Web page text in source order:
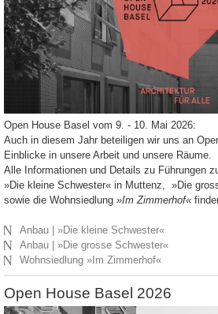
Open House Basel vom 9. - 10. Mai 2026:
Auch in diesem Jahr beteiligen wir uns an
Einblicke in unsere Arbeit und unsere Räume.
Alle Informationen und Details zu Führungen
»Die kleine Schwester« in Muttenz, »Die
sowie die Wohnsiedlung »Im Zimmerhof«
N Anbau | »Die kleine Schwester«
N Anbau | »Die grosse Schwester«
N Wohnsiedlung »Im Zimmerhof«
Open House Basel 2026